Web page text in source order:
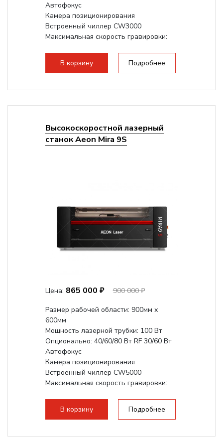
Автофокус
Камера позиционирования
Встроенный чиллер CW3000
Максимальная скорость гравировки:
В корзину Подробнее
Высокоскоростной лазерный
станок Aeon Mira 9S
Цена: 865 000 ₽
900 000 ₽
Размер рабочей области: 900мм х
600мм
Мощность лазерной трубки: 100 Вт
Опционально: 40/60/80 Вт RF 30/60 Вт
Автофокус
Камера позиционирования
Встроенный чиллер CW5000
Максимальная скорость гравировки:
В корзину Подробнее